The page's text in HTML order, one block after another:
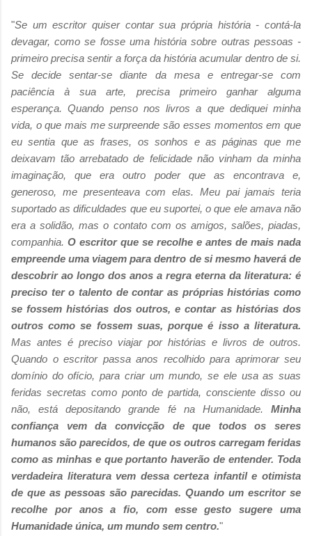
"Se um escritor quiser contar sua própria história - contá-la
devagar, como se fosse uma história sobre outras pessoas -
primeiro precisa sentir a força da história acumular dentro de si.
Se decide sentar-se diante da mesa e entregar-se com
paciência à sua arte, precisa primeiro ganhar alguma
esperança. Quando penso nos livros a que dediquei minha
vida, o que mais me surpreende são esses momentos em que
eu sentia que as frases, os sonhos e as páginas que me
deixavam tão arrebatado de felicidade não vinham da minha
imaginação, que era outro poder que as encontrava e,
generoso, me presenteava com elas. Meu pai jamais teria
suportado as dificuldades que eu suportei, o que ele amava não
era a solidão, mas o contato com os amigos, salões, piadas,
companhia. O escritor que se recolhe e antes de mais nada
empreende uma viagem para dentro de si mesmo haverá de
descobrir ao longo dos anos a regra eterna da literatura: é
preciso ter o talento de contar as próprias histórias como
se fossem histórias dos outros, e contar as histórias dos
outros como se fossem suas, porque é isso a literatura.
Mas antes é preciso viajar por histórias e livros de outros.
Quando o escritor passa anos recolhido para aprimorar seu
domínio do ofício, para criar um mundo, se ele usa as suas
feridas secretas como ponto de partida, consciente disso ou
não, está depositando grande fé na Humanidade. Minha
confiança vem da convicção de que todos os seres
humanos são parecidos, de que os outros carregam feridas
como as minhas e que portanto haverão de entender. Toda
verdadeira literatura vem dessa certeza infantil e otimista
de que as pessoas são parecidas. Quando um escritor se
recolhe por anos a fio, com esse gesto sugere uma
Humanidade única, um mundo sem centro."